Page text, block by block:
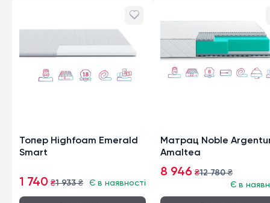
Топер Highfoam Emerald
Smart
1 740 ₴1 933₴ Є в наявності
Матрац Noble
Amaltea
8 946 ₴12 780₴
Є в